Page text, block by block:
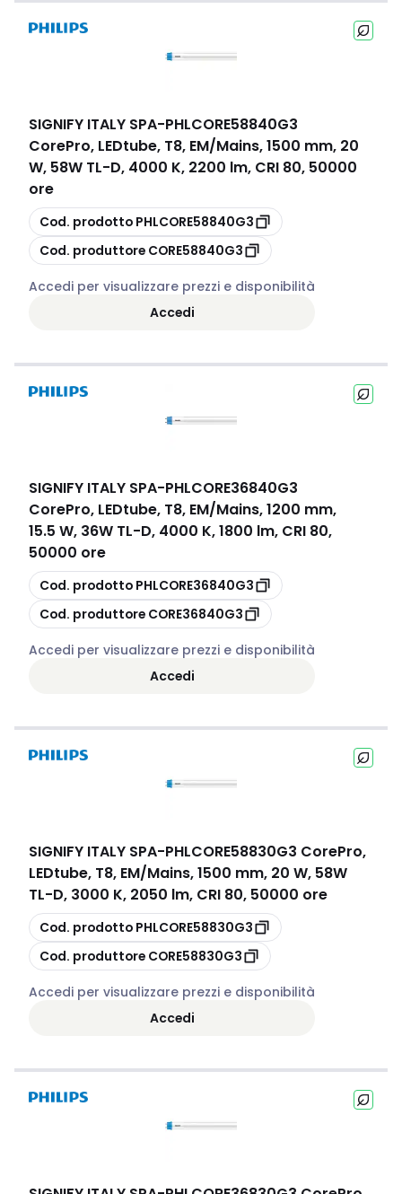
SIGNIFY ITALY SPA-PHLCORE58840G3
CorePro, LEDtube, T8, EM/Mains, 1500 mm, 20
W, 58W TL-D, 4000 K, 2200 lm, CRI 80, 50000
ore
copia
Cod. prodotto PHLCORE58840G3
copia
Cod. produttore CORE58840G3
Accedi per visualizzare prezzi e disponibilità
Accedi
SIGNIFY ITALY SPA-PHLCORE36840G3
CorePro, LEDtube, T8, EM/Mains, 1200 mm,
15.5 W, 36W TL-D, 4000 K, 1800 lm, CRI 80,
50000 ore
copia
Cod. prodotto PHLCORE36840G3
copia
Cod. produttore CORE36840G3
Accedi per visualizzare prezzi e disponibilità
Accedi
SIGNIFY ITALY SPA-PHLCORE58830G3 CorePro,
LEDtube, T8, EM/Mains, 1500 mm, 20 W, 58W
TL-D, 3000 K, 2050 lm, CRI 80, 50000 ore
copia
Cod. prodotto PHLCORE58830G3
copia
Cod. produttore CORE58830G3
Accedi per visualizzare prezzi e disponibilità
Accedi